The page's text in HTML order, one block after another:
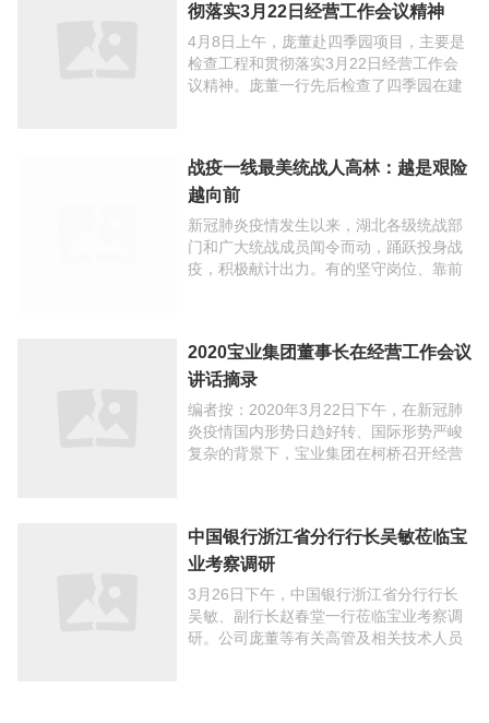
4月8日上午，庞董赴四季园项目，主要是
检查工程和贯彻落实3月22日经营工作会
议精神。庞董一行先后检查了四季园在建
开发项目（二期河西片区3#地块）、养老
项目和洄涌湖项目，对项目的工艺细节处
越向前
新冠肺炎疫情发生以来，湖北各级统战部
门和广大统战成员闻令而动，踊跃投身战
疫，积极献计出力。有的坚守岗位、靠前
指挥，在大战大考中践行了初心使命；有
的下沉一线、冲锋在前，充分发挥了战斗
讲话摘录
编者按：2020年3月22日下午，在新冠肺
炎疫情国内形势日趋好转、国际形势严峻
复杂的背景下，宝业集团在柯桥召开经营
工作会议。股份公司部门经理以上人员，
各一级子公司主要负责人及部分下属分子
业考察调研
3月26日下午，中国银行浙江省分行行长
吴敏、副行长赵春堂一行莅临宝业考察调
研。公司庞董等有关高管及相关技术人员
接待调研。在宝业国家建筑工业化节能研
究实验平台，吴行长一行走进足尺寸全天